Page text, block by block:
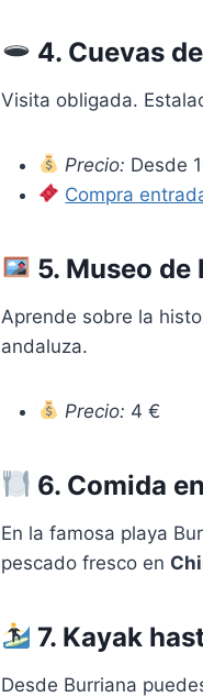
4. Cuevas
Visita obligada.
Precio: Desde
Compra
5. Museo de
Aprende sobre la
andaluza.
Precio: 4 €
6. Comida
En la famosa playa
pescado fresco en
7. Kayak
Desde Burriana